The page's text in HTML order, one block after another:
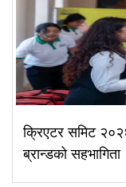
क्रिएटर समिट
ब्रान्डको सहभागिता